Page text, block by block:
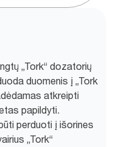
„Tork“ dozatorių
duomenis į „Tork
atkreipti
papildyti.
perduoti į išorines
„Tork“